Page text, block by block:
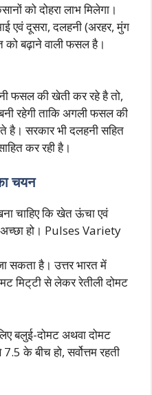
को दोहरा लाभ मिलेगा।
एवं दूसरा, दलहनी (अरहर, मुंग
को बढ़ाने वाली फसल है।
फसल की खेती कर रहे है तो,
रहेगी ताकि अगली फसल की
सरकार भी दलहनी सहित
कर रही है।
चयन
चाहिए कि खेत ऊंचा एवं
हो। Pulses Variety
सकता है। उत्तर भारत में
मिट्‌टी से लेकर रेतीली दोमट
बलुई-दोमट अथवा दोमट
के बीच हो, सर्वोत्तम रहती